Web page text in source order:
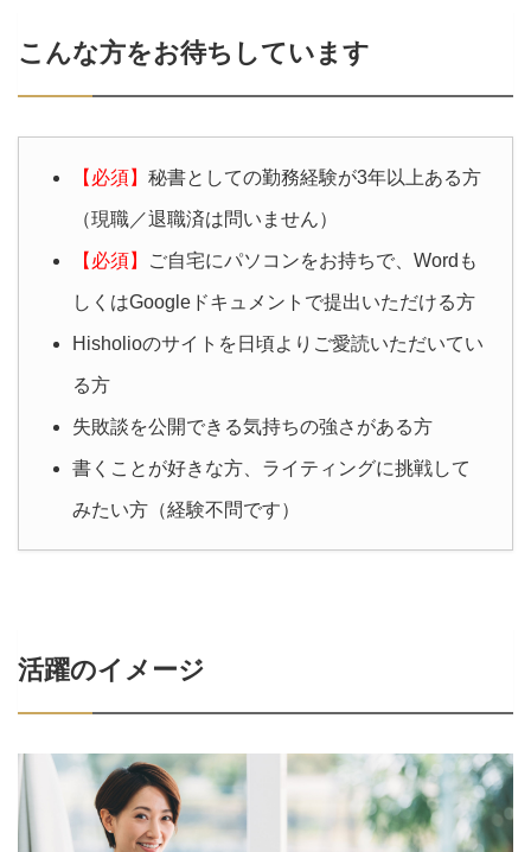
こんな方をお待ちしています
【必須】 秘書としての勤務経験が3年以上ある方
（現職／退職済は問いません）
【必須】 ご自宅にパソコンをお持ちで、Wordも
しくはGoogleドキュメントで提出いただける方
Hisholioのサイトを日頃よりご愛読いただいてい
る方
失敗談を公開できる気持ちの強さがある方
書くことが好きな方、ライティングに挑戦して
みたい方（経験不問です）
活躍のイメージ